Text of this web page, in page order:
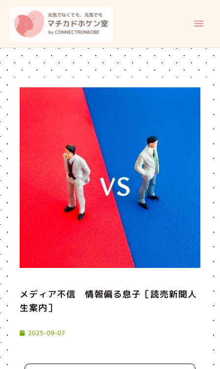
ッ
プ
イ
ン
メ
メディア不信 情報偏る息子［読売新聞人
生案内］
2025-09-07